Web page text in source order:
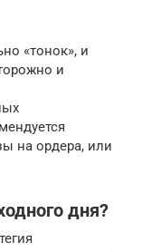
«тонок», и
и
на ордера, или
дня?